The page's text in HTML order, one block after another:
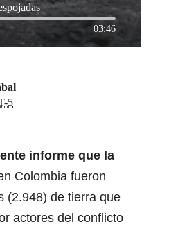
03:46
5
informe que la
Colombia fueron
(2.948) de tierra que
actores del conflicto